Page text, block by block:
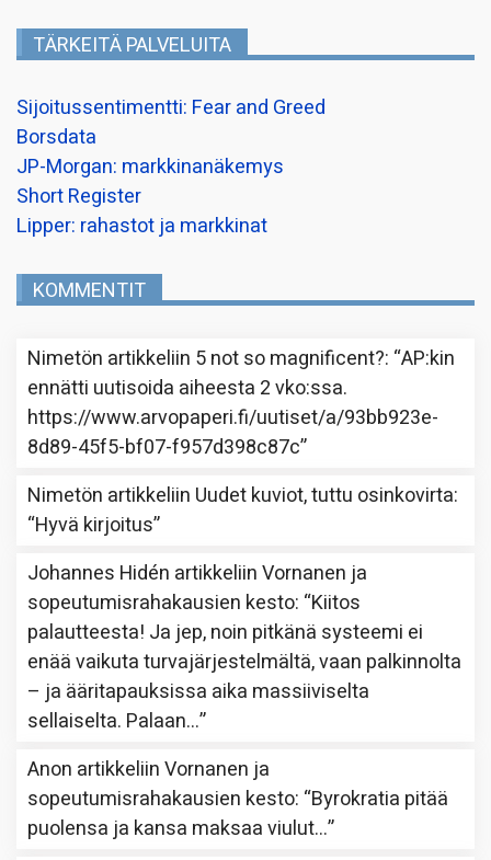
TÄRKEITÄ PALVELUITA
Sijoitussentimentti: Fear and Greed
Borsdata
JP-Morgan: markkinanäkemys
Short Register
Lipper: rahastot ja markkinat
KOMMENTIT
Nimetön artikkeliin 5 not so magnificent?: “AP:kin
ennätti uutisoida aiheesta 2 vko:ssa.
https://www.arvopaperi.fi/uutiset/a/93bb923e-
8d89-45f5-bf07-f957d398c87c”
Nimetön artikkeliin Uudet kuviot, tuttu osinkovirta:
“Hyvä kirjoitus”
Johannes Hidén artikkeliinVornanen ja
sopeutumisrahakausien kesto: “Kiitos
palautteesta! Ja jep, noin pitkänä systeemi ei
enää vaikuta turvajärjestelmältä, vaan palkinnolta
– ja ääritapauksissa aika massiiviselta
sellaiselta. Palaan…”
Anon artikkeliinVornanen ja
sopeutumisrahakausien kesto: “Byrokratia pitää
puolensa ja kansa maksaa viulut…”